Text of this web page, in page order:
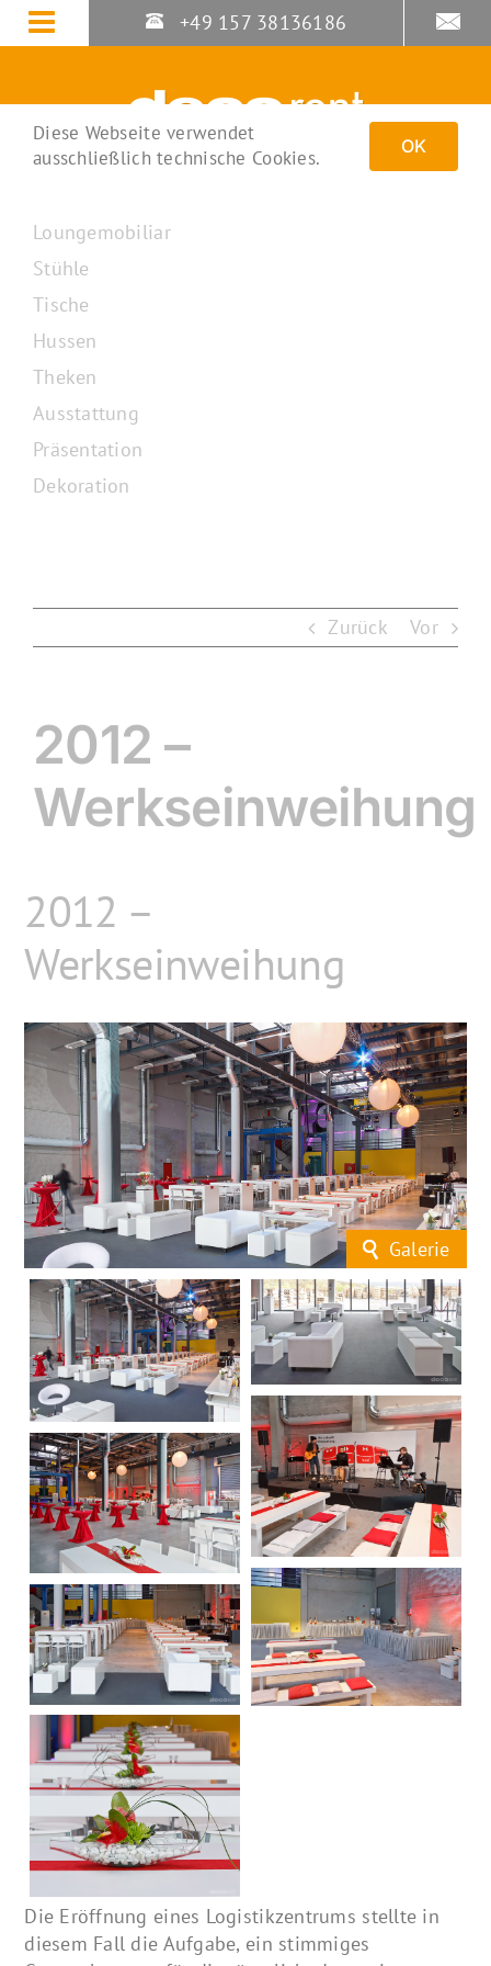
Zum
Inhalt
+49 157 38136186
Zurück Vor
2012 –
Werkseinweihung
2012 –
Werkseinweihung
Galerie
Die Eröffnung eines Logistikzentrums stellte in
diesem Fall die Aufgabe, ein stimmiges
Loungemobiliar
Stühle
Tische
Hussen
Theken
Ausstattung
Präsentation
Dekoration
Diese Webseite verwendet
ausschließlich technische Cookies.
OK